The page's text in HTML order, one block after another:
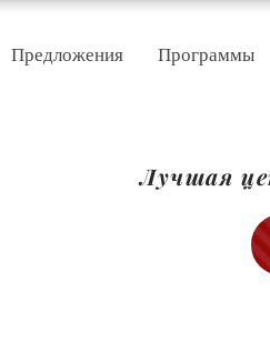
Предложения Программы
Лучшая